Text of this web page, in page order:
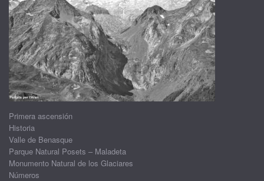
Primera ascensión
Historia
Valle de Benasque
Parque Natural Posets – Maladeta
Monumento Natural de los Glaciares
Números